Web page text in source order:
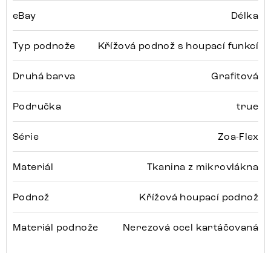
eBay Délka
Typ podnože Křížová podnož s houpací funkcí
Druhá barva Grafitová
Područka true
Série Zoa-Flex
Materiál Tkanina z mikrovlákna
Podnož Křížová houpací podnož
Materiál podnože Nerezová ocel kartáčovaná